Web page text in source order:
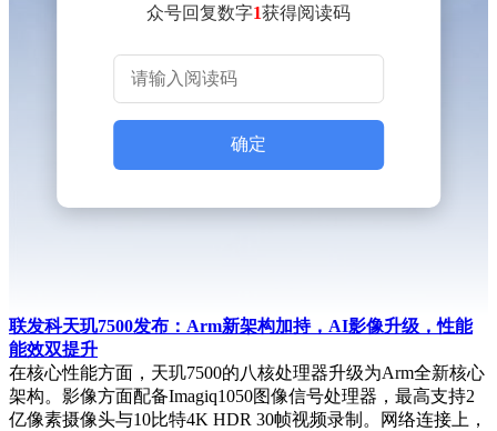
众号回复数字1获得阅读码
确定
联发科天玑7500发布：Arm新架构加持，AI影像升级，性能
能效双提升
在核心性能方面，天玑7500的八核处理器升级为Arm全新核心
架构。影像方面配备Imagiq1050图像信号处理器，最高支持2
亿像素摄像头与10比特4K HDR 30帧视频录制。网络连接上，